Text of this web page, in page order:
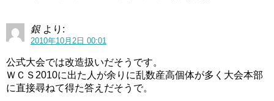
銀 より:
2010年10月2日 00:01
公式大会では改造扱いだそうです。
ＷＣＳ2010に出た人が余りに乱数産高個体が多く大会本部
に直接尋ねて得た答えだそうで。